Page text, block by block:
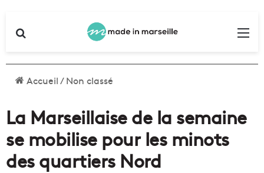
Accueil/Non classé
La Marseillaise de la semaine
se mobilise pour les minots
des quartiers Nord